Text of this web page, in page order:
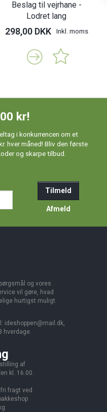
Beslag til vejrhane -
Lodret lang
298,00 DKK Inkl. moms
kr!
i konkurrencen om et
hver måned! Bliv den første
og skarpe tilbud.
Tilmeld
Afmeld
og vores
vil gøre, hvad
hurtigst muligt.
ideshoppen@mail.dk,
hverdage.
af
kl. 16.00.
fri fragt ved